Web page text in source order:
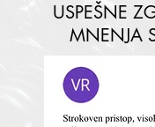
USPEŠNE
MNENJA